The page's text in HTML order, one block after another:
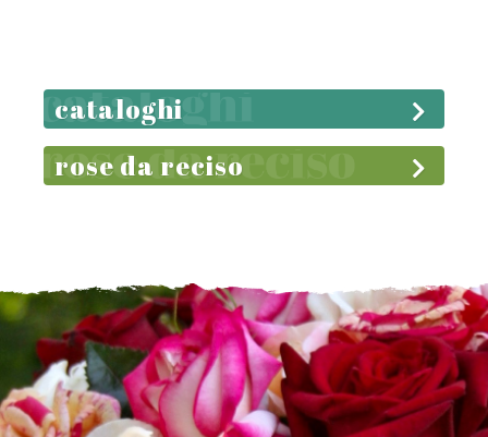
cataloghi
rose da reciso